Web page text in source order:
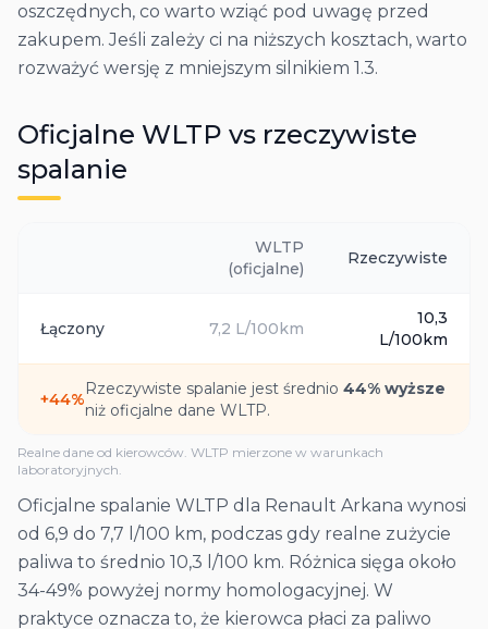
oszczędnych, co warto wziąć pod uwagę przed
zakupem. Jeśli zależy ci na niższych kosztach, warto
rozważyć wersję z mniejszym silnikiem 1.3.
Oficjalne WLTP vs rzeczywiste
spalanie
WLTP
(oficjalne)
Rzeczywiste
Łączony 7,2 L/100km
10,3
L/100km
+44%
Rzeczywiste spalanie jest średnio 44% wyższe
niż oficjalne dane WLTP.
Realne dane od kierowców. WLTP mierzone w warunkach
laboratoryjnych.
Oficjalne spalanie WLTP dla Renault Arkana wynosi
od 6,9 do 7,7 l/100 km, podczas gdy realne zużycie
paliwa to średnio 10,3 l/100 km. Różnica sięga około
34-49% powyżej normy homologacyjnej. W
praktyce oznacza to, że kierowca płaci za paliwo